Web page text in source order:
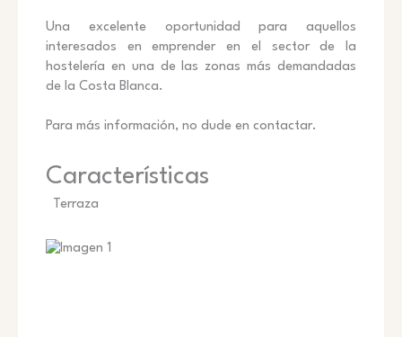
Una excelente oportunidad para aquellos
interesados en emprender en el sector de la
hostelería en una de las zonas más demandadas
de la Costa Blanca.
Para más información, no dude en contactar.
Características
Terraza